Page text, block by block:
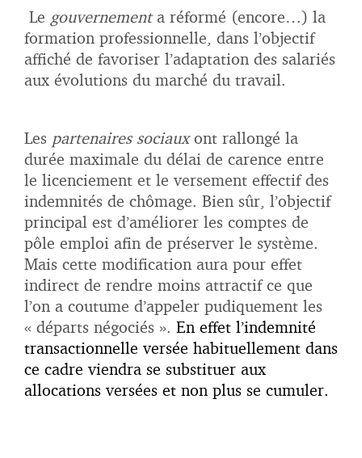
Le gouvernement a réformé (encore…) la
formation professionnelle, dans l’objectif
affiché de favoriser l’adaptation des salariés
aux évolutions du marché du travail.
Les partenaires sociauxont rallongé la
durée maximale du délai de carence entre
le licenciement et le versement effectif des
indemnités de chômage. Bien sûr, l’objectif
principal est d’améliorer les comptes de
pôle emploi afin de préserver le système.
Mais cette modification aura pour effet
indirect de rendre moins attractif ce que
l’on a coutume d’appeler pudiquement les
« départs négociés ». En effet l’indemnité
transactionnelle versée habituellement dans
ce cadre viendra se substituer aux
allocations versées et non plus se cumuler.